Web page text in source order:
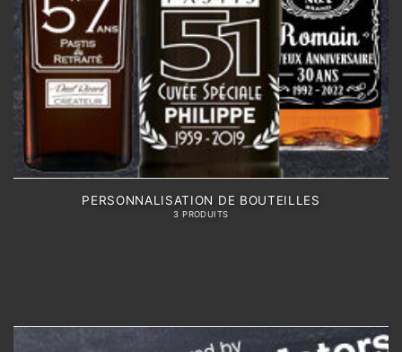
PERSONNALISATION DE BOUTEILLES
3 PRODUITS